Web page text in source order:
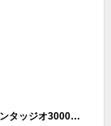
モルテン molten フットサルボール 3号 検定球 ヴァンタッジオ3000フットサル 手縫い F8A3000